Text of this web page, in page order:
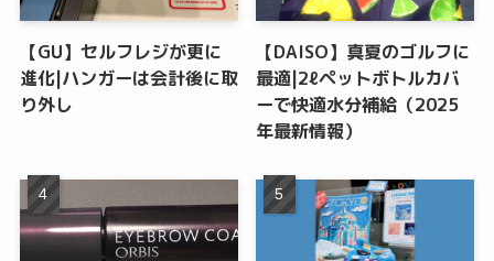
【GU】セルフレジが更に
進化|ハンガーは会計後に取
り外し
【DAISO】真夏のゴルフに
最適|2ℓペットボトルカバ
ーで快適水分補給（2025
年最新情報）